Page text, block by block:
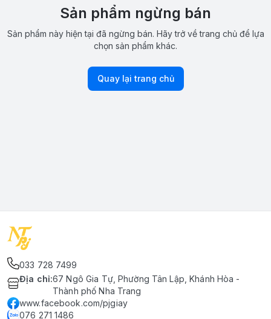
Sản phẩm ngừng bán
Sản phẩm này hiện tại đã ngừng bán. Hãy trở về trang chủ để lựa
chọn sản phẩm khác.
Quay lại trang chủ
033 728 7499
Địa chỉ:67 Ngô Gia Tự, Phường Tân Lập, Khánh Hòa -
Thành phố Nha Trang
www.facebook.com/pjgiay
076 271 1486